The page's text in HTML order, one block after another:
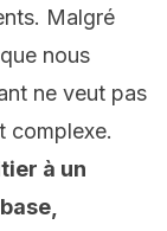
Malgré
nous
ne veut pas
complexe.
à un